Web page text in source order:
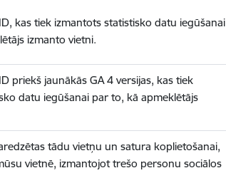
kas tiek izmantots statistisko datu iegūšanai
izmanto vietni.
priekš jaunākās GA 4 versijas, kas tiek
datu iegūšanai par to, kā apmeklētājs
tādu vietņu un satura koplietošanai,
vietnē, izmantojot trešo personu sociālos